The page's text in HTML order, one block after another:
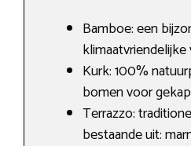
Bamboe: een
klimaatvriendelijke
Kurk: 100%
bomen voor
Terrazzo:
bestaande uit: